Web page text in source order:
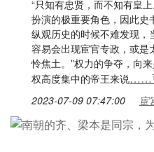
“只知有忠贤，而不知有皇
扮演的极重要角色，因此
纵观历史的时候不难发现，
容易会出现宦官专政，或是
怜焦土。”权力的争夺，向
权高度集中的帝王来说……
2023-07-09 07:47:00 宦